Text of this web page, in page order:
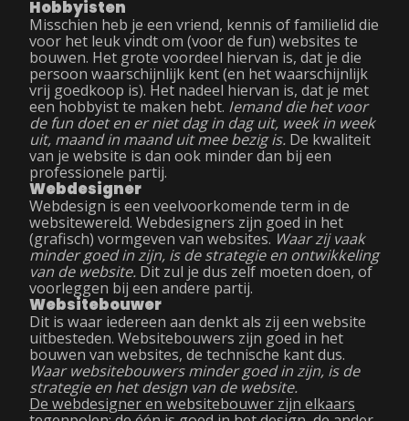
Hobbyisten
Misschien heb je een vriend, kennis of familielid die
voor het leuk vindt om (voor de fun) websites te
bouwen. Het grote voordeel hiervan is, dat je die
persoon waarschijnlijk kent (en het waarschijnlijk
vrij goedkoop is). Het nadeel hiervan is, dat je met
een hobbyist te maken hebt. Iemand die het voor
de fun doet en er niet dag in dag uit, week in week
uit, maand in maand uit mee bezig is. De kwaliteit
van je website is dan ook minder dan bij een
professionele partij.
Webdesigner
Webdesign is een veelvoorkomende term in de
websitewereld. Webdesigners zijn goed in het
(grafisch) vormgeven van websites. Waar zij vaak
minder goed in zijn, is de strategie en ontwikkeling
van de website. Dit zul je dus zelf moeten doen, of
voorleggen bij een andere partij.
Websitebouwer
Dit is waar iedereen aan denkt als zij een website
uitbesteden. Websitebouwers zijn goed in het
bouwen van websites, de technische kant dus.
Waar websitebouwers minder goed in zijn, is de
strategie en het design van de website.
De webdesigner en websitebouwer zijn elkaars